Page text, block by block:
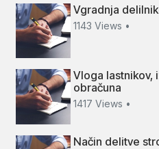
Vgradnja
1143 Views •
Vloga lastnikov,
obračuna
1417 Views •
Način delitve